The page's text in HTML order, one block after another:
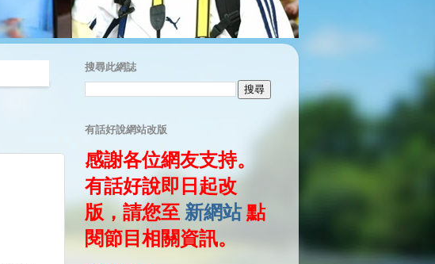
搜尋此網誌
有話好說網站改版
感謝各位網友支持。
有話好說即日起改
版，請您至 新網站點
閱節目相關資訊。